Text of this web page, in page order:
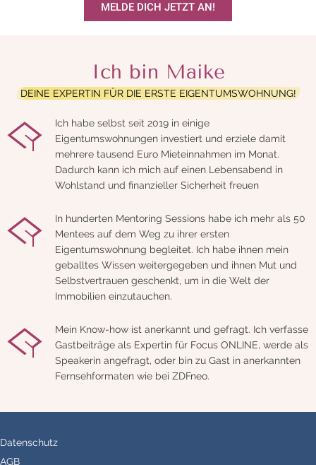
MELDE DICH JETZT AN!
Ich bin Maike
DEINE EXPERTIN FÜR DIE ERSTE EIGENTUMSWOHNUNG!
Ich habe selbst seit 2019 in einige
Eigentumswohnungen investiert und erziele damit
mehrere tausend Euro Mieteinnahmen im Monat.
Dadurch kann ich mich auf einen Lebensabend in
Wohlstand und finanzieller Sicherheit freuen
In hunderten Mentoring Sessions habe ich mehr als 50
Mentees auf dem Weg zu ihrer ersten
Eigentumswohnung begleitet. Ich habe ihnen mein
geballtes Wissen weitergegeben und ihnen Mut und
Selbstvertrauen geschenkt, um in die Welt der
Immobilien einzutauchen.
Mein Know-how ist anerkannt und gefragt. Ich verfasse
Gastbeiträge als Expertin für Focus ONLINE, werde als
Speakerin angefragt, oder bin zu Gast in anerkannten
Fernsehformaten wie bei ZDFneo.
Datenschutz
AGB